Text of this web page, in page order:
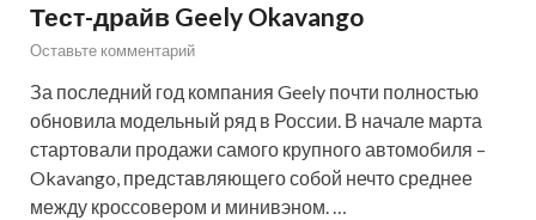
Тест-драйв Geely Okavango
Оставьте комментарий
За последний год компания Geely почти полностью
обновила модельный ряд в России. В начале марта
стартовали продажи самого крупного автомобиля –
Okavango, представляющего собой нечто среднее
между кроссовером и минивэном. …